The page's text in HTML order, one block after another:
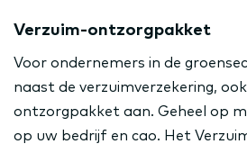
Verzuim-ontzorgpakket
Voor ondernemers in de
naast de verzuimverzekering,
ontzorgpakket aan. Geheel op
op uw bedrijf en cao. Het